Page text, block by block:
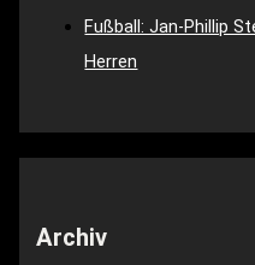
Fußball: Jan-Phillip
Herren
Archiv